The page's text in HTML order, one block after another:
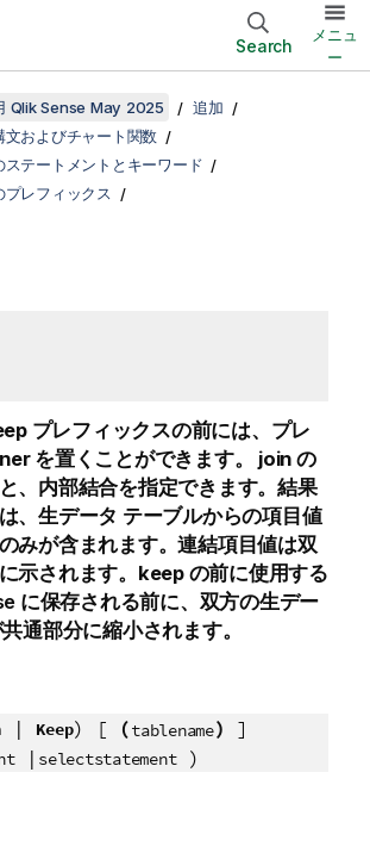
Search
メニュ
ー
Qlik Sense May 2025
追加
文およびチャート関数
ステートメントとキーワード
プレフィックス
プレフィックスの前には、プレ
を置くことができます。 join の
、内部結合を指定できます。結果
、生データ テーブルからの項目値
みが含まれます。連結項目値は双
示されます。 keepの前に使用する
に保存される前に、双方の生デー
通部分に縮小されます。
| Keep) [ (tablename)
]
| selectstatement)